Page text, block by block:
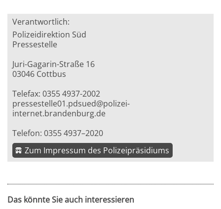
Verantwortlich:
Polizeidirektion Süd
Pressestelle
Juri-Gagarin-Straße 16
03046 Cottbus
Telefax: 0355 4937-2002
pressestelle01.pdsued@polizei-
internet.brandenburg.de
Telefon: 0355 4937–2020
Zum Impressum des Polizeipräsidiums
Das könnte Sie auch interessieren